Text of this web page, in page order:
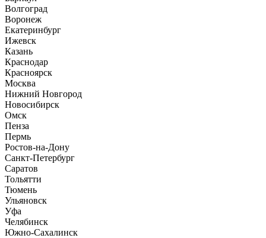
Волгоград
Воронеж
Екатеринбург
Ижевск
Казань
Краснодар
Красноярск
Москва
Нижний Новгород
Новосибирск
Омск
Пенза
Пермь
Ростов-на-Дону
Санкт-Петербург
Саратов
Тольятти
Тюмень
Ульяновск
Уфа
Челябинск
Южно-Сахалинск